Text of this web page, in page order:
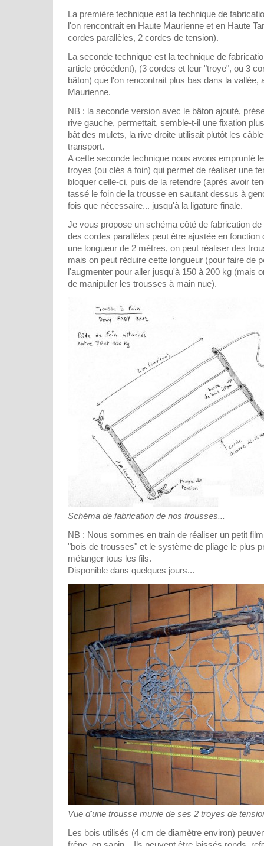
La première technique est la technique de
l'on rencontrait en Haute Maurienne et en Haute
cordes parallèles, 2 cordes de tension).
La seconde technique est la technique de
article précédent), (3 cordes et leur "troye", ou 3
bâton) que l'on rencontrait plus bas dans la vallée,
Maurienne.
NB : la seconde version avec le bâton ajouté,
rive gauche, permettait, semble-t-il une fixation
bât des mulets, la rive droite utilisait plutôt les
transport.
A cette seconde technique nous avons emprunté
troyes (ou clés à foin) qui permet de réaliser une
bloquer celle-ci, puis de la retendre (après avoir
tassé le foin de la trousse en sautant dessus à
fois que nécessaire... jusqu'à la ligature finale.
Je vous propose un schéma côté de fabrication
des cordes parallèles peut être ajustée en
une longueur de 2 mètres, on peut réaliser des
mais on peut réduire cette longueur (pour faire de
l'augmenter pour aller jusqu'à 150 à 200 kg (mais
de manipuler les trousses à main nue).
Schéma de fabrication de nos trousses...
NB : Nous sommes en train de réaliser un petit
"bois de trousses" et le système de pliage le plus
mélanger tous les fils.
Disponible dans quelques jours...
Vue d'une trousse munie de ses 2 troyes de
Les bois utilisés (4 cm de diamètre environ)